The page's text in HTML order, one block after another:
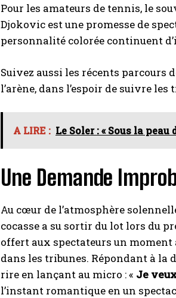
Pour les amateurs de tennis, le
Djokovic est une promesse de
personnalité colorée continuent
Suivez aussi les récents parcours
l’arène, dans l’espoir de suivre
A LIRE : Le Soler : « Sous la
Une Demande
Au cœur de l’atmosphère
cocasse a su sortir du lot lors du
offert aux spectateurs un
dans les tribunes. Répondant à la
rire en lançant au micro : « Je
l’instant romantique en un